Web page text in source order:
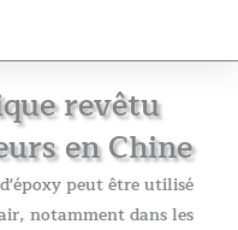
revêtu
en Chine
peut être utilisé
notamment dans les